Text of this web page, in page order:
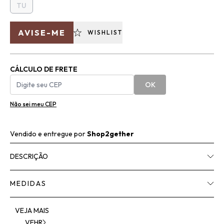
TU
AVISE-ME WISHLIST
CÁLCULO DE FRETE
OK
Não sei meu CEP
Vendido e entregue porShop2gether
DESCRIÇÃO
MEDIDAS
VEJA MAIS